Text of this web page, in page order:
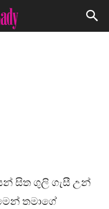
සිත ගුලි ගැසී උන්
තමාගේ